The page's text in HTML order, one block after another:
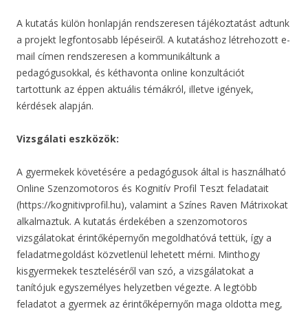
A kutatás külön honlapján rendszeresen tájékoztatást adtunk
a projekt legfontosabb lépéseiről. A kutatáshoz létrehozott e-
mail címen rendszeresen a kommunikáltunk a
pedagógusokkal, és kéthavonta online konzultációt
tartottunk az éppen aktuális témákról, illetve igények,
kérdések alapján.
Vizsgálati eszközök:
A gyermekek követésére a pedagógusok által is használható
Online Szenzomotoros és Kognitív Profil Teszt feladatait
(https://kognitivprofil.hu), valamint a Színes Raven Mátrixokat
alkalmaztuk. A kutatás érdekében a szenzomotoros
vizsgálatokat érintőképernyőn megoldhatóvá tettük, így a
feladatmegoldást közvetlenül lehetett mérni. Minthogy
kisgyermekek teszteléséről van szó, a vizsgálatokat a
tanítójuk egyszemélyes helyzetben végezte. A legtöbb
feladatot a gyermek az érintőképernyőn maga oldotta meg,